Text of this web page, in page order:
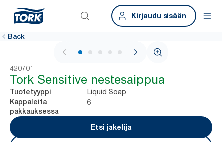
Kirjaudu sisään
Back
1 / 6
420701
Tork Sensitive nestesaippua
Tuotetyyppi Liquid Soap
Kappaleita
pakkauksessa
6
Etsi jakelija